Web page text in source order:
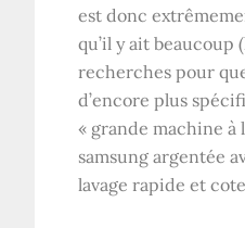
est donc
qu’il y ait beaucoup
recherches pour
d’encore plus
« grande machine
samsung argentée
lavage rapide et